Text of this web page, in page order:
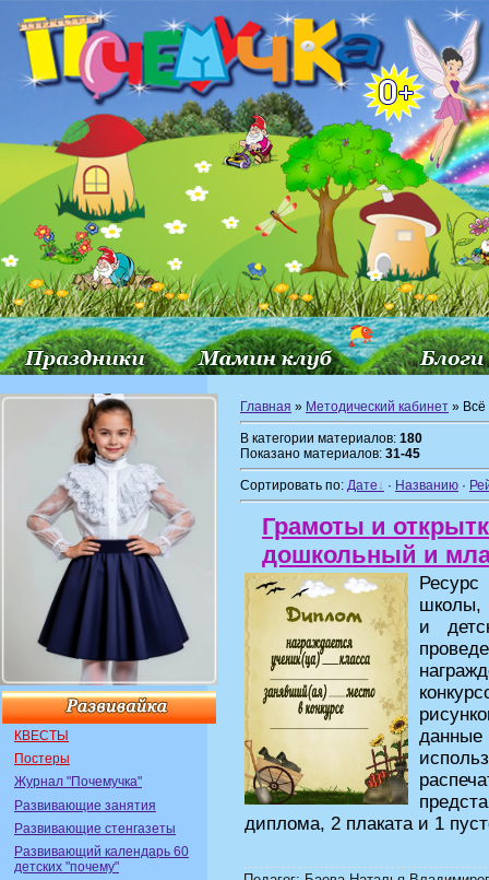
КВЕСТЫ
Постеры
Журнал "Почемучка"
Развивающие занятия
Развивающие стенгазеты
Развивающий календарь 60
детских "почему"
Главная » Методический кабинет » Всё
В категории материалов: 180
Показано материалов: 31-45
Сортировать по: Дате · Названию ·
Грамоты и
дошкольный и
школы,
и
диплома, 2 плаката и 1